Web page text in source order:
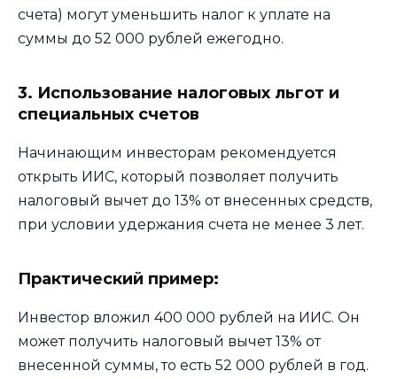
счета) могут уменьшить налог к уплате на
суммы до 52 000 рублей ежегодно.
3. Использование налоговых льгот и
специальных счетов
Начинающим инвесторам рекомендуется
открыть ИИС, который позволяет получить
налоговый вычет до 13% от внесенных средств,
при условии удержания счета не менее 3 лет.
Практический пример:
Инвестор вложил 400 000 рублей на ИИС. Он
может получить налоговый вычет 13% от
внесенной суммы, то есть 52 000 рублей в год.